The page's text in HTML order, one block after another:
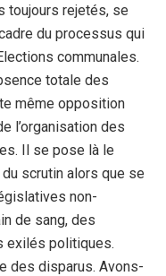
toujours rejetés, se
du processus qui
communales.
totale des
même opposition
l’organisation des
Il se pose là le
scrutin alors que se
non-
de sang, des
exilés politiques.
des disparus. Avons-